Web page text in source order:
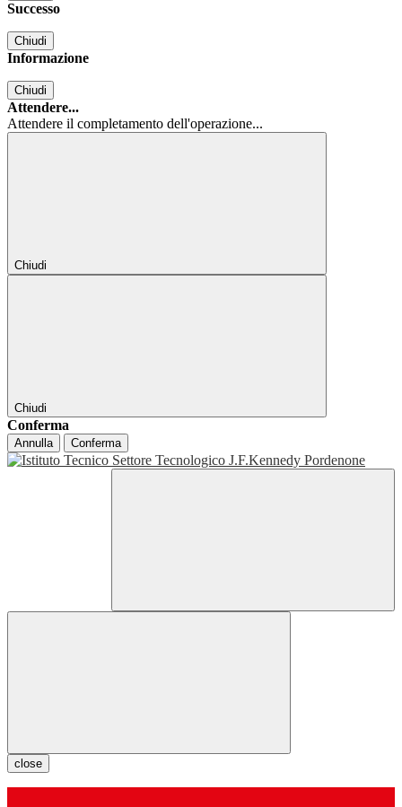
Successo
Chiudi
Informazione
Chiudi
Attendere...
Attendere il completamento dell'operazione...
Chiudi
Chiudi
Conferma
Annulla Conferma
close